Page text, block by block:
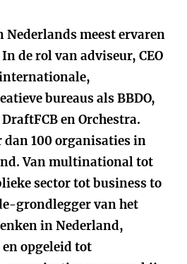
Nederlands meest ervaren
de rol van adviseur, CEO
bureaus als BBDO,
en Orchestra.
dan 100 organisaties in
Van multinational tot
sector tot business to
grondlegger van het
in Nederland,
opgeleid tot